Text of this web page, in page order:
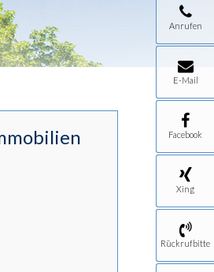
Anrufen
E-Mail
Facebook
Xing
Rückrufbitte